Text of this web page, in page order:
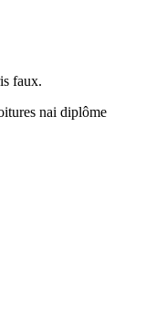
faux.
nai diplôme